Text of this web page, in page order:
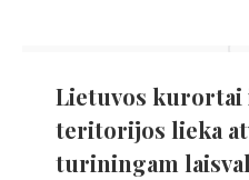
Lietuvos
teritorijos lieka
turiningam